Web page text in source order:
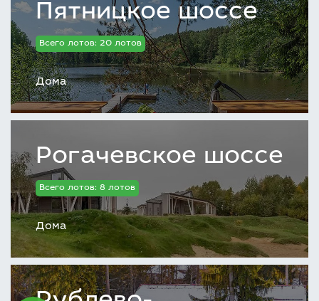
Пятницкое шоссе
Всего лотов: 20 лотов
Дома
Рогачевское шоссе
Всего лотов: 8 лотов
Дома